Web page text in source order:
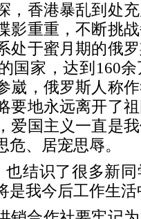
，香港暴乱到处
影重重，不断挑
处于蜜月期的俄
国家，达到160
崴，俄罗斯人称
要地永远离开了
爱国主义一直是
、居宠思辱。
也结识了很多新
是我今后工作生